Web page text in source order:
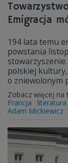
Emigracja
194 lata temu
powstania
polskiej kultury,
o zniewolonym
Zobacz więcej na
Francja
literatura
Adam Mickiewicz